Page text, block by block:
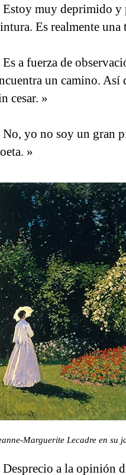
Estoy muy deprimido y
Es realmente
Es a fuerza de
un camino. Así
cesar. »
No, yo no soy un gran
»
Marguerite Lecadre en su
Desprecio a la opinión